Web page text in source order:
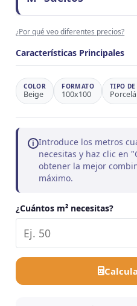
Observaciones
Precio/m²
Observaciones
¿Por qué veo diferentes precios?
Características Principales
COLOR
Beige
FORMATO
100x100
TIPO
i Introduce los metros
necesitas y haz clic en
obtener la mejor
máximo.
¿Cuántos m² necesitas?